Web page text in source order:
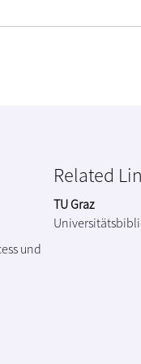
und
Related
TU Graz